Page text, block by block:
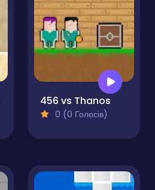
456 vs Thanos
0 (0 Голосів)